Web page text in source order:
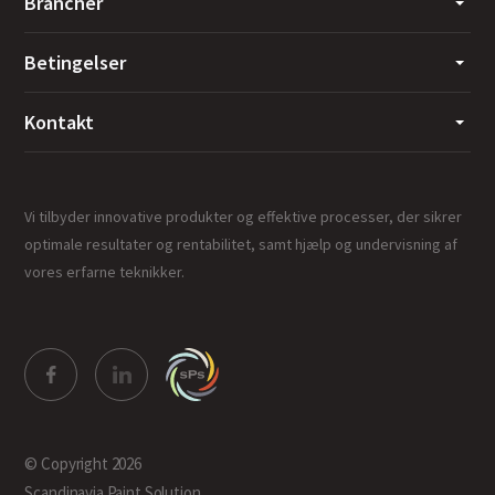
Betingelser
Kontakt
Vi tilbyder innovative produkter og effektive processer, der sikrer
optimale resultater og rentabilitet, samt hjælp og undervisning af
vores erfarne teknikker.
© Copyright 2026